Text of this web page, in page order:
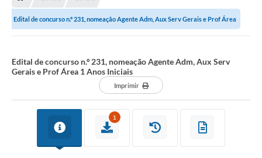
Edital de concurso n.º 231, nomeação Agente Adm, Aux Serv Gerais e Prof Área
Edital de concurso n.º 231, nomeação Agente Adm, Aux Serv
Gerais e Prof Área 1 Anos Iniciais
Imprimir
1